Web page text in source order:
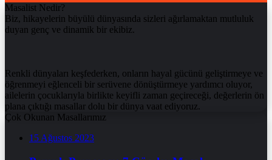
Masalist Nedir?
Biz, hikayelerin büyülü dünyasında sizleri ağırlamaktan mutluluk
duyan genç ve dinamik bir ekibiz.
Renkli dünyaları keşfederken, onların hayal gücünü geliştirmeye ve
öğrenmeyi eğlenceli bir serüvene dönüştürmeye yardımcı oluyor,
ailelerin çocuklarıyla birlikte keyifli zaman geçireceği, değerlerin ön
plana çıktığı masallar dolu bir dünya vaat ediyoruz.
Çok Okunan Masallarımız
15 Ağustos 2023